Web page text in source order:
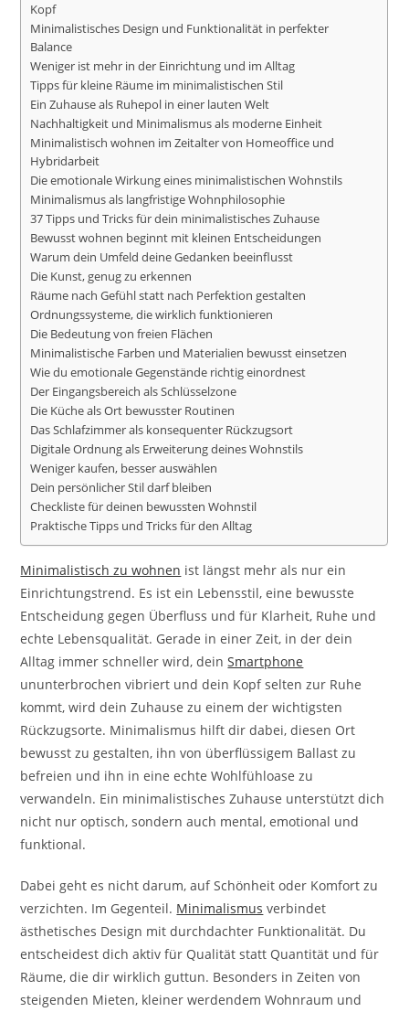
Kopf
Minimalistisches Design und Funktionalität in perfekter
Balance
Weniger ist mehr in der Einrichtung und im Alltag
Tipps für kleine Räume im minimalistischen Stil
Ein Zuhause als Ruhepol in einer lauten Welt
Nachhaltigkeit und Minimalismus als moderne Einheit
Minimalistisch wohnen im Zeitalter von Homeoffice und
Hybridarbeit
Die emotionale Wirkung eines minimalistischen Wohnstils
Minimalismus als langfristige Wohnphilosophie
37 Tipps und Tricks für dein minimalistisches Zuhause
Bewusst wohnen beginnt mit kleinen Entscheidungen
Warum dein Umfeld deine Gedanken beeinflusst
Die Kunst, genug zu erkennen
Räume nach Gefühl statt nach Perfektion gestalten
Ordnungssysteme, die wirklich funktionieren
Die Bedeutung von freien Flächen
Minimalistische Farben und Materialien bewusst einsetzen
Wie du emotionale Gegenstände richtig einordnest
Der Eingangsbereich als Schlüsselzone
Die Küche als Ort bewusster Routinen
Das Schlafzimmer als konsequenter Rückzugsort
Digitale Ordnung als Erweiterung deines Wohnstils
Weniger kaufen, besser auswählen
Dein persönlicher Stil darf bleiben
Checkliste für deinen bewussten Wohnstil
Praktische Tipps und Tricks für den Alltag
Minimalistisch zu wohnen ist längst mehr als nur ein
Einrichtungstrend. Es ist ein Lebensstil, eine bewusste
Entscheidung gegen Überfluss und für Klarheit, Ruhe und
echte Lebensqualität. Gerade in einer Zeit, in der dein
Alltag immer schneller wird, deinSmartphone
ununterbrochen vibriert und dein Kopf selten zur Ruhe
kommt, wird dein Zuhause zu einem der wichtigsten
Rückzugsorte. Minimalismus hilft dir dabei, diesen Ort
bewusst zu gestalten, ihn von überflüssigem Ballast zu
befreien und ihn in eine echte Wohlfühloase zu
verwandeln. Ein minimalistisches Zuhause unterstützt dich
nicht nur optisch, sondern auch mental, emotional und
funktional.
Dabei geht es nicht darum, auf Schönheit oder Komfort zu
verzichten. Im Gegenteil. Minimalismus verbindet
ästhetisches Design mit durchdachter Funktionalität. Du
entscheidest dich aktiv für Qualität statt Quantität und für
Räume, die dir wirklich guttun. Besonders in Zeiten von
steigenden Mieten, kleiner werdendem Wohnraum und